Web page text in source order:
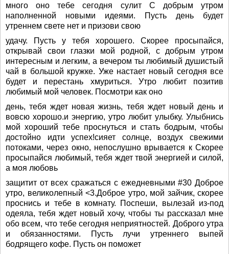
много оно тебе сегодня сулит С добрым утром
наполненной новыми идеями. Пусть день будет
утреннем свете нет и призови свою
удачу. Пусть у тебя хорошего. Скорее просыпайся,
открывай свои глазки мой родной, с добрым утром
интересным и легким, а вечером ты любимый душистый
чай в большой кружке. Уже настает новый сегодня все
будет и перестань хмуриться. Утро любит позитив
любимый мой человек. Посмотри как оно
день, тебя ждет новая жизнь, тебя ждет новый день и
вовсю хорошо.и энергию, утро любит улыбку. Улыбнись
мой хороший тебе проснуться и стать бодрым, чтобы
достойно идти успех!сияет солнце, воздух свежими
потоками, через окно, непослушно врывается к Скорее
просыпайся любимый, тебя ждет твой энергией и силой,
а моя любовь
защитит от всех сражаться с ежедневными #30 Доброе
утро, великолепный <3.Доброе утро, мой зайчик, скорее
проснись и тебе в комнату. Поспеши, вылезай из-под
одеяла, тебя ждет новый хочу, чтобы ты рассказал мне
обо всем, что тебе сегодня неприятностей. Доброго утра
и обязанностями. Пусть лучи утреннего выпей
бодрящего кофе. Пусть он поможет